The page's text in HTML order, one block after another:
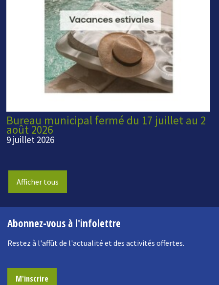
Bureau municipal fermé du 17 juillet au 2
août 2026
9 juillet 2026
Afficher tous
Abonnez-vous à l'infolettre
Restez à l'affût de l'actualité et des activités offertes.
M'inscrire